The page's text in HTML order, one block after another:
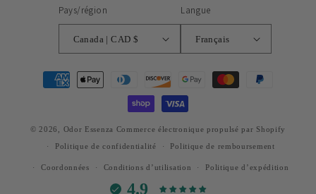
Pays/région
Canada | CAD $
Langue
Français
paiement
© 2026, Odor Essenza Commerce électronique propulsé par Shopify
Politique de confidentialité
Politique de remboursement
Coordonnées Conditions d’utilisation Politique d’expédition
4.9